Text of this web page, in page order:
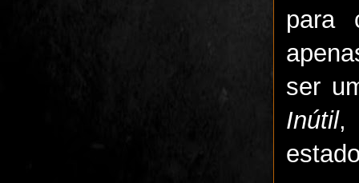
para
ser
Inútil,